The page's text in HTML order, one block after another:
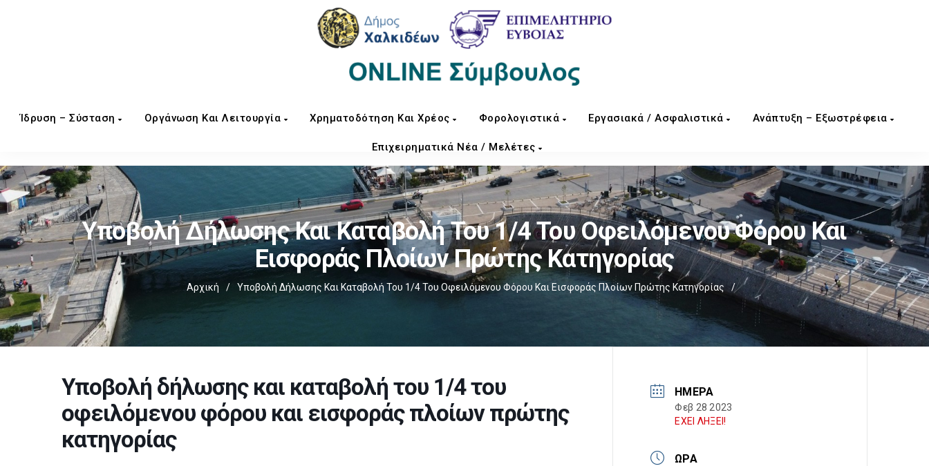
Ίδρυση – Σύσταση Οργάνωση Και Λειτουργία Χρηματοδότηση Και Χρέος Φορολογιστικά Εργασιακά / Ασφαλιστικά Ανάπτυξη – Εξωστρέφεια
Επιχειρηματικά Νέα / Μελέτες
Υποβολή Δήλωσης Και Καταβολή Του 1/4 Του Οφειλόμενου Φόρου Και
Εισφοράς Πλοίων Πρώτης Κατηγορίας
Αρχική / Υποβολή Δήλωσης Και Καταβολή Του 1/4 Του Οφειλόμενου Φόρου Και Εισφοράς Πλοίων Πρώτης Κατηγορίας /
Υποβολή δήλωσης και καταβολή του 1/4 του
οφειλόμενου φόρου και εισφοράς πλοίων πρώτης
κατηγορίας
ΗΜΈΡΑ
Φεβ 28 2023
ΕΧΕΙ ΛΗΞΕΙ!
ΏΡΑ